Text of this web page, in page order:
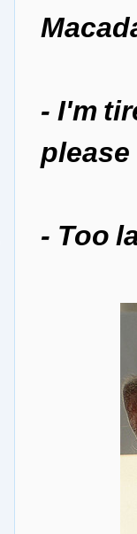
- I'm
- Too